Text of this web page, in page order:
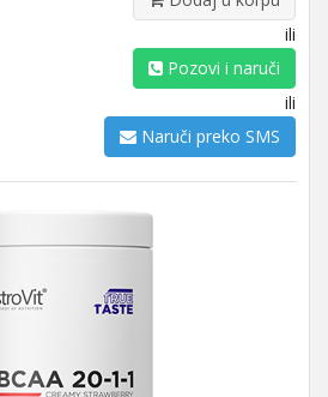
ili
Pozovi i naruči
ili
Naruči preko SMS